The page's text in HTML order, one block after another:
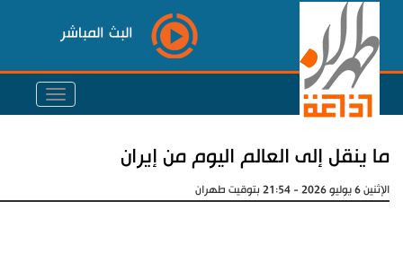
البث المباشر
ما ينقل إلى العالم اليوم من إيران
الإثنين 6 يوليو 2026 - 21:54 بتوقيت طهران